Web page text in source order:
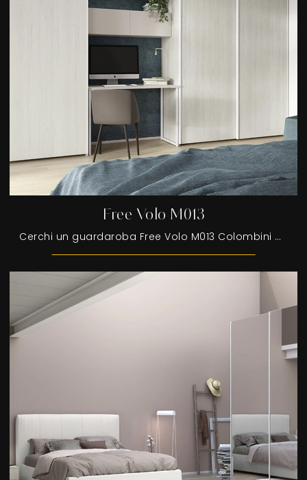
Free Volo M013
Cerchi un guardaroba Free Volo M013 Colombini Casa? Clicca subito! Gli armadi a muro con ante scorrevoli ti aspettano.